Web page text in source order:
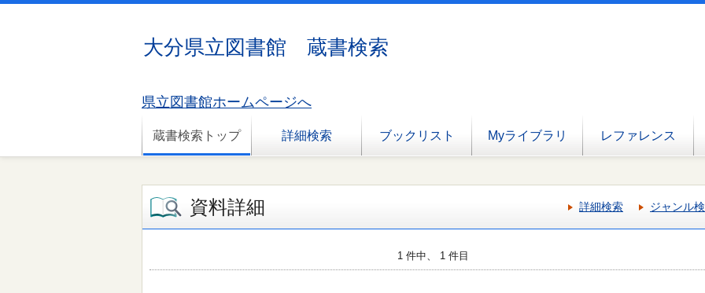
大分県立図書館 蔵書検索
県立図書館ホームページへ
蔵書検索トップ 詳細検索 ブックリスト Myライブラリ レファレンス
資料詳細 詳細検索 ジャンル
1 件中、 1 件目